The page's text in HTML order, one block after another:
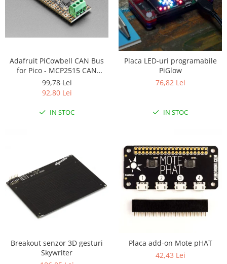
Releu
RS-232
Breadboard
Cabluri
Conectori
Sticker
Componente
Adafruit PiCowbell CAN Bus
for Pico - MCP2515 CAN
Controller
99,78 Lei
92,80 Lei
IN STOC
Placa LED-uri programabile
PiGlow
76,82 Lei
IN STOC
Breakout senzor 3D gesturi
Skywriter
Placa add-on Mote pHAT
42,43 Lei